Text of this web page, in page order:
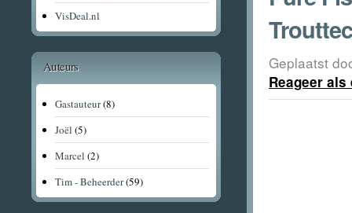
Geplaatst
Reageer
VisDeal.nl
Auteurs
Gastauteur(8)
Joël (5)
Marcel (2)
Tim - Beheerder(59)